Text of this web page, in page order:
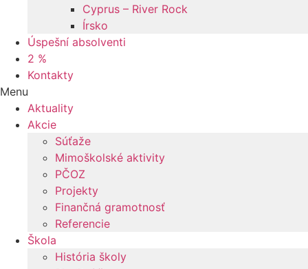
Cyprus – River Rock
Írsko
Úspešní absolventi
2 %
Kontakty
Menu
Aktuality
Akcie
Súťaže
Mimoškolské aktivity
PČOZ
Projekty
Finančná gramotnosť
Referencie
Škola
História školy